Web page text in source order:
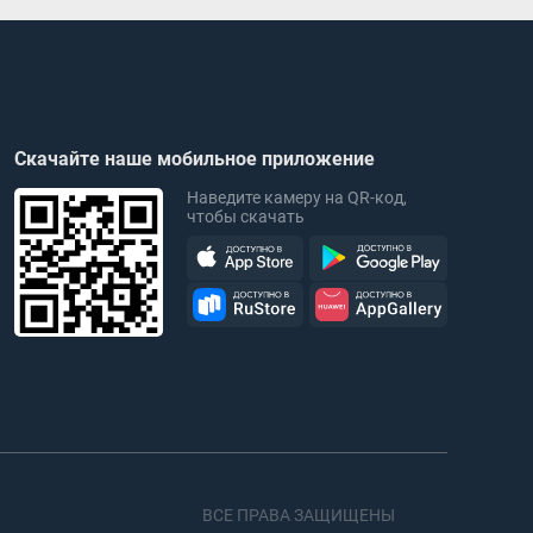
Скачайте наше мобильное приложение
Наведите камеру на QR-код,
чтобы скачать
ВСЕ ПРАВА ЗАЩИЩЕНЫ